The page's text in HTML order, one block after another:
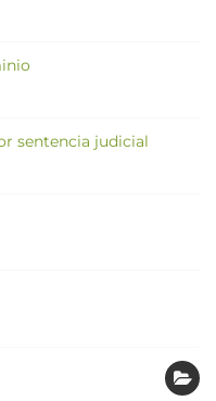
sentencia judicial